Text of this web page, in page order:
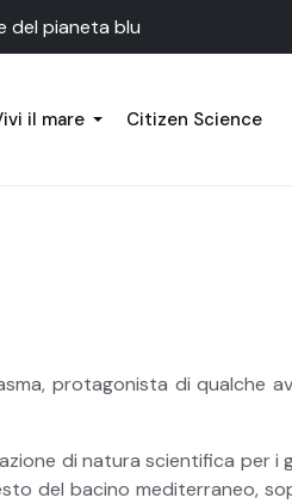
del pianeta blu
il mare Citizen Science
protagonista di qualche
di natura scientifica per i
del bacino mediterraneo,